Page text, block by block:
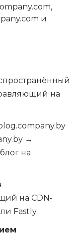
и
на
→
на
на CDN-
Fastly